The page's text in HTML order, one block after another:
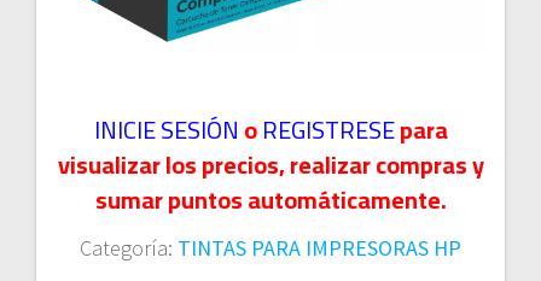
INICIE SESIÓNoREGISTRESEpara
visualizar los precios, realizar compras y
sumar puntos automáticamente.
Categoría: TINTAS PARA IMPRESORAS HP